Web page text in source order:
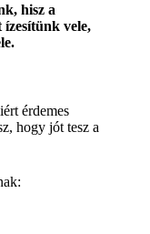
hisz a
ízesítünk vele,
érdemes
hogy jót tesz a